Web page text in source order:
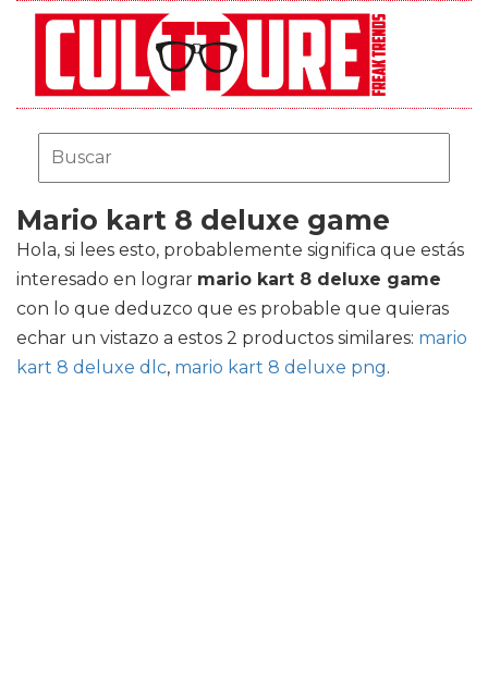
Mario kart 8 deluxe game
Hola, si lees esto, probablemente significa que estás
interesado en lograr mario kart 8 deluxe game
con lo que deduzco que es probable que quieras
echar un vistazo a estos 2 productos similares: mario
kart 8 deluxe dlc, mario kart 8 deluxe png.